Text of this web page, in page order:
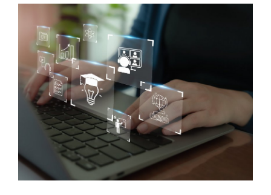
Formación Continua
Estudiantes
Académicos
Funcionarios
Alumni
English